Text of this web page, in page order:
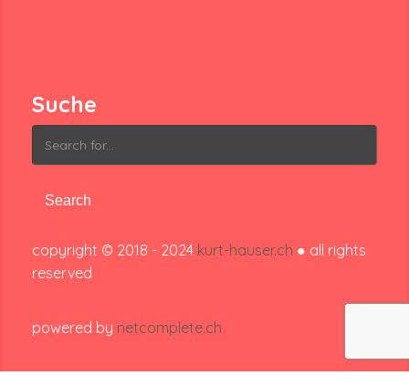
Suche
Search
for:
copyright © 2018 - 2024 kurt-hauser.ch ● all rights
reserved
powered by netcomplete.ch